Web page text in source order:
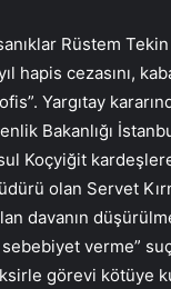
Rüstem
hapis cezasını,
Yargıtay
Bakanlığı
Koçyiğit
olan Servet
davanın
verme”
görevi